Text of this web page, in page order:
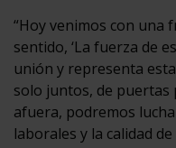
“Hoy venimos con una
sentido, ‘La fuerza de
unión y representa
solo juntos, de
afuera, podremos
laborales y la calidad